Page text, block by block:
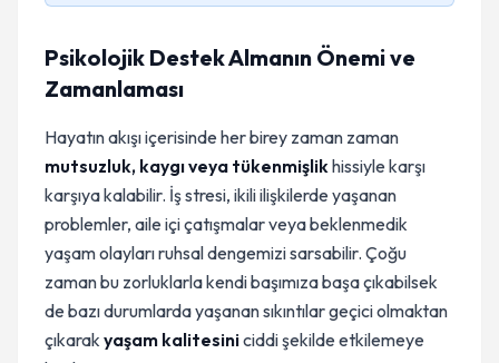
Psikolojik Destek Almanın Önemi ve
Zamanlaması
Hayatın akışı içerisinde her birey zaman zaman
mutsuzluk, kaygı veya tükenmişlikhissiyle karşı
karşıya kalabilir. İş stresi, ikili ilişkilerde yaşanan
problemler, aile içi çatışmalar veya beklenmedik
yaşam olayları ruhsal dengemizi sarsabilir. Çoğu
zaman bu zorluklarla kendi başımıza başa çıkabilsek
de bazı durumlarda yaşanan sıkıntılar geçici olmaktan
çıkarak yaşam kalitesiniciddi şekilde etkilemeye